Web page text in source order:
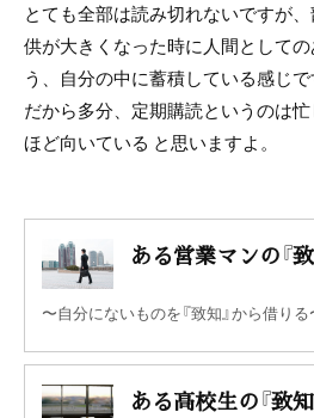
とても全部は読み切れないですが
供が大きくなった時に人間として
う、自分の中に蓄積している感じで
だから多分、定期購読というのは
ほど向いている と思いますよ。
ある営業マンの『
〜自分にないものを『致知』から借りる
ある高校生の『致